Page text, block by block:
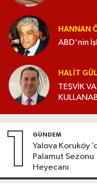
HANNAN
ABD'nin
HALIT
TEŞVİK
1 GÜNDEM
Yalova Koruköy
Palamut Sezonu
Heyecanı